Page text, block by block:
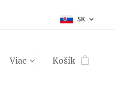
SK
Viac Košík